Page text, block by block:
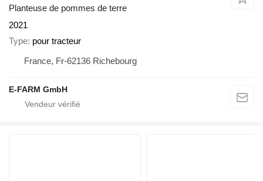
Planteuse de pommes de terre
2021
Type pour tracteur
France, Fr-62136 Richebourg
E-FARM GmbH